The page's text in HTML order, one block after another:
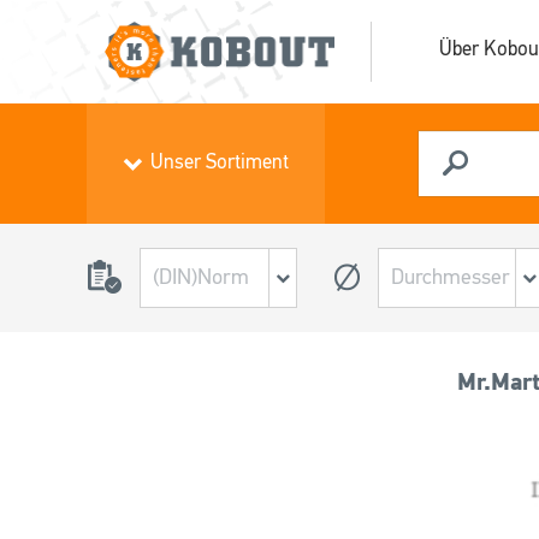
Über
Unser Sortiment